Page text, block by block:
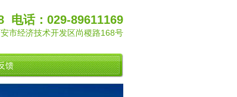
电话：029-89611169
市经济技术开发区尚稷路168号
馈